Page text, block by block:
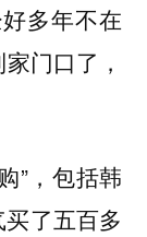
多年不在
门口了，
”，包括韩
了五百多